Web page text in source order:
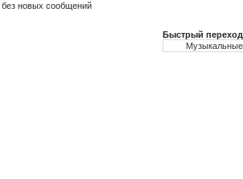
новых сообщений
Быстрый переход